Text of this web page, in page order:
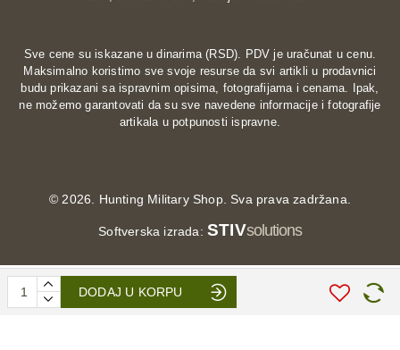
DODAJ U KORPU
Sve cene su iskazane u dinarima (RSD). PDV je uračunat u cenu.
Maksimalno koristimo sve svoje resurse da svi artikli u prodavnici
budu prikazani sa ispravnim opisima, fotografijama i cenama. Ipak,
ne možemo garantovati da su sve navedene informacije i fotografije
artikala u potpunosti ispravne.
©2026. Hunting Military Shop. Sva prava zadržana.
Softverska izrada: STIVsolutions